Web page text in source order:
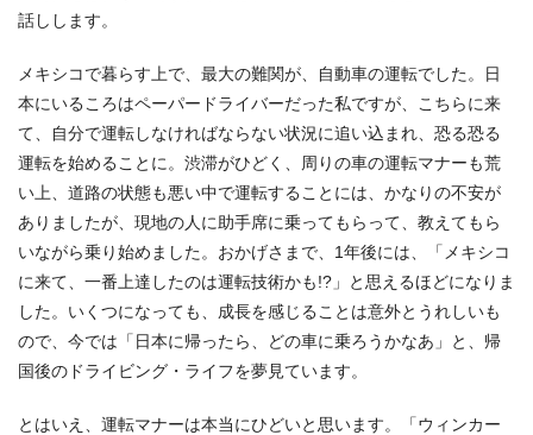
話しします。
メキシコで暮らす上で、最大の難関が、自動車の運転でした。日
本にいるころはペーパードライバーだった私ですが、こちらに来
て、自分で運転しなければならない状況に追い込まれ、恐る恐る
運転を始めることに。渋滞がひどく、周りの車の運転マナーも荒
い上、道路の状態も悪い中で運転することには、かなりの不安が
ありましたが、現地の人に助手席に乗ってもらって、教えてもら
いながら乗り始めました。おかげさまで、1年後には、「メキシコ
に来て、一番上達したのは運転技術かも!?」と思えるほどになりま
した。いくつになっても、成長を感じることは意外とうれしいも
ので、今では「日本に帰ったら、どの車に乗ろうかなあ」と、帰
国後のドライビング・ライフを夢見ています。
とはいえ、運転マナーは本当にひどいと思います。「ウィンカー